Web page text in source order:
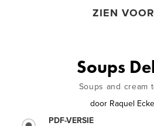
ZIEN
Soups
Soups and cream
door Raquel
PDF-VERSIE